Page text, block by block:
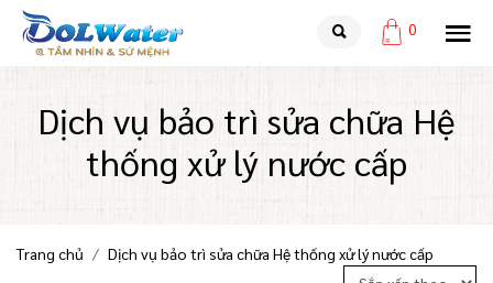
0
Dịch vụ bảo trì sửa chữa Hệ
thống xử lý nước cấp
Trang chủ Dịch vụ bảo trì sửa chữa Hệ thống xử lý nước cấp